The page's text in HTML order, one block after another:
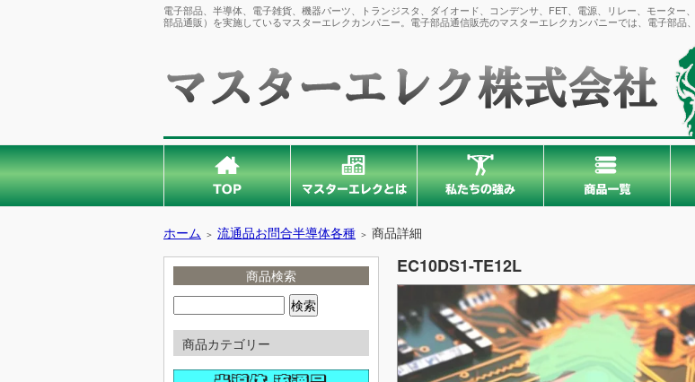
電子部品、半導体、電子雑貨、機器パーツ、トランジスタ、ダイオード、コンデンサ、FET、電源、リレー、モータ
部品通販）を実施しているマスターエレクカンパニー。電子部品通信販売のマスターエレクカンパニーでは、電子部品
ホーム ＞ 流通品お問合半導体各種 ＞ 商品詳細
商品検索
商品カテゴリー
EC10DS1-TE12L